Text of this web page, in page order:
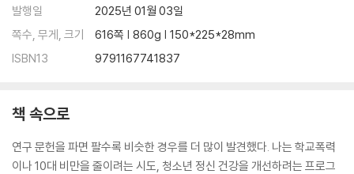
발행일
2025년 01월 03일
쪽수, 무게, 크기
616쪽 | 860g | 150*225*28mm
ISBN13
9791167741837
책 속으로
연구 문헌을 파면 팔수록 비슷한 경우를 더 많이 발견했다. 나는 학교폭력
이나 10대 비만을 줄이려는 시도, 청소년 정신 건강을 개선하려는 프로그